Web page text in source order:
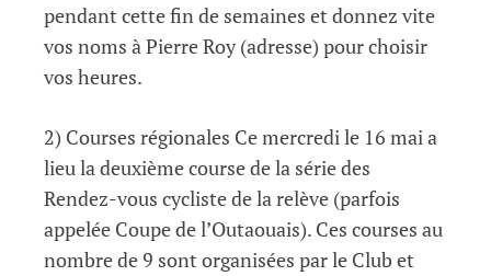
pendant cette fin de semaines et donnez vite
vos noms à Pierre Roy (adresse) pour choisir
vos heures.
2) Courses régionales Ce mercredi le 16 mai a
lieu la deuxième course de la série des
Rendez-vous cycliste de la relève (parfois
appelée Coupe de l’Outaouais). Ces courses au
nombre de 9 sont organisées par le Club et